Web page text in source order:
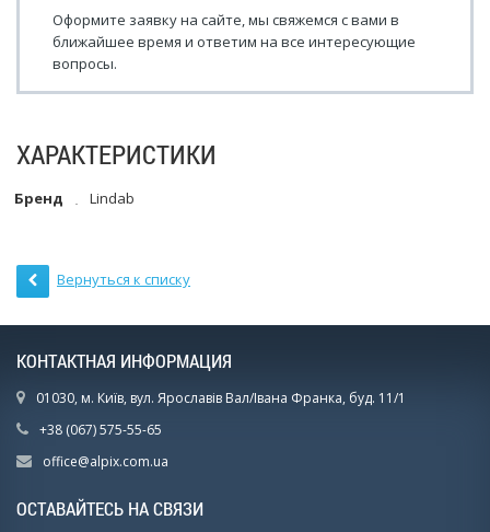
Оформите заявку на сайте, мы свяжемся с вами в
ближайшее время и ответим на все интересующие
вопросы.
ХАРАКТЕРИСТИКИ
Бренд Lindab
Вернуться к списку
КОНТАКТНАЯ ИНФОРМАЦИЯ
01030, м. Київ, вул. Ярославів Вал/Івана Франка, буд. 11/1
+38 (067) 575-55-65
office@alpix.com.ua
ОСТАВАЙТЕСЬ НА СВЯЗИ